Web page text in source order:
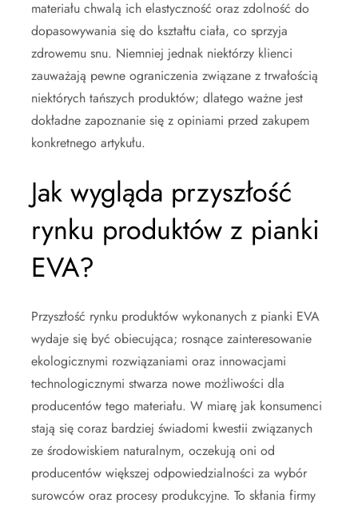
materiału chwalą ich elastyczność oraz zdolność do
dopasowywania się do kształtu ciała, co sprzyja
zdrowemu snu. Niemniej jednak niektórzy klienci
zauważają pewne ograniczenia związane z trwałością
niektórych tańszych produktów; dlatego ważne jest
dokładne zapoznanie się z opiniami przed zakupem
konkretnego artykułu.
Jak wygląda przyszłość
rynku produktów z pianki
EVA?
Przyszłość rynku produktów wykonanych z pianki EVA
wydaje się być obiecująca; rosnące zainteresowanie
ekologicznymi rozwiązaniami oraz innowacjami
technologicznymi stwarza nowe możliwości dla
producentów tego materiału. W miarę jak konsumenci
stają się coraz bardziej świadomi kwestii związanych
ze środowiskiem naturalnym, oczekują oni od
producentów większej odpowiedzialności za wybór
surowców oraz procesy produkcyjne. To skłania firmy